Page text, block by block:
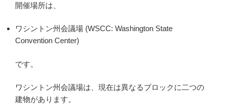
開催場所は、
ワシントン州会議場 (WSCC: Washington State
Convention Center)
です。
ワシントン州会議場は、現在は異なるブロックに二つの
建物があります。